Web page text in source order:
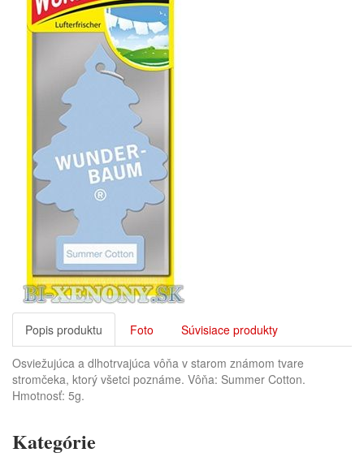
Popis produktu Foto Súvisiace produkty
Osviežujúca a dlhotrvajúca vôňa v starom známom tvare
stromčeka, ktorý všetci poznáme. Vôňa: Summer Cotton.
Hmotnosť: 5g.
Kategórie